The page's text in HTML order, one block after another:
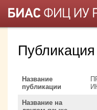
Название
публикации
Название на